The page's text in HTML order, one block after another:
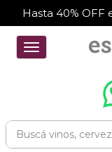
Hasta 40% OFF
Toggle
navigation